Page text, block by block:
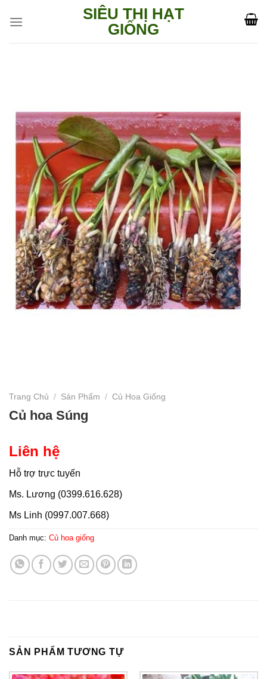
SIÊU THỊ HẠT
GIỐNG
Trang Chủ / Sản Phẩm / Củ Hoa Giống
Củ hoa Súng
Liên hệ
Hỗ trợ trực tuyến
Ms. Lương (0399.616.628)
Ms Linh (0997.007.668)
Danh mục: Củ hoa giống
SẢN PHẨM TƯƠNG TỰ